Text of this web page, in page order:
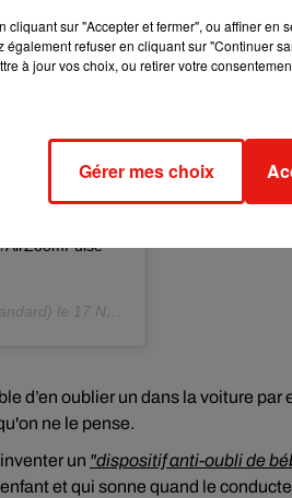
for nurses,
made to
such as
over the
to be
and traction
Christian
le 17 Nov. 2019 à 11 :00 PST
d’en oublier un dans la voiture par
ne le pense.
un "dispositif anti-oubli de
et qui sonne quand le
cliquant sur "Accepter et fermer", ou affiner
également refuser en cliquant sur "Continuer
à jour vos choix, ou retirer votre
Gérer mes choix